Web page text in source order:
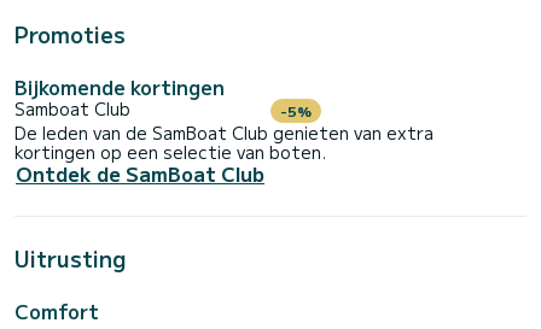
Promoties
Bijkomende kortingen
Samboat Club -5%
De leden van de SamBoat Club genieten van extra
kortingen op een selectie van boten.
Ontdek de SamBoat Club
Uitrusting
Comfort